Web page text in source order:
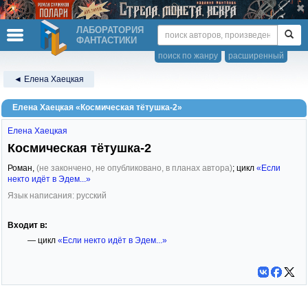
ЛАБОРАТОРИЯ
ФАНТАСТИКИ
расширенный
поиск по жанру
◄ Елена Хаецкая
Елена Хаецкая «Космическая тётушка-2»
Елена Хаецкая
Космическая тётушка-2
Роман, (не закончено, не опубликовано, в планах автора); цикл «Если
некто идёт в Эдем...»
Язык написания: русский
Входит в:
— цикл «Если некто идёт в Эдем...»